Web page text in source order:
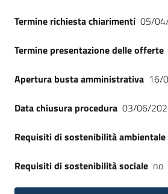
Termine richiesta chiarimenti 05/
Termine presentazione delle offerte
Apertura busta amministrativa 16/
Data chiusura procedura 03/06/
Requisiti di sostenibilità ambientale
Requisiti di sostenibilità sociale no